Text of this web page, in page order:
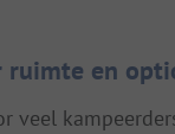
ruimte en
veel